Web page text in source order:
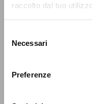
raccolto dal tuo
delNecessari
Preferenze
Oliveira Neófita
Portoghese BR
Pages: 28